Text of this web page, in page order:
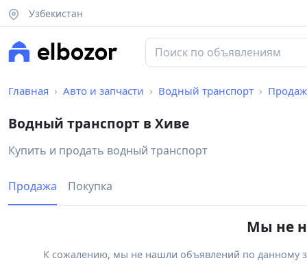
Узбекистан
Главная Авто и запчасти Водный транспорт
Водный транспорт в Хиве
Купить и продать водный транспорт
Продажа Покупка
Мы не
К сожалению, мы не нашли объявлений по данному